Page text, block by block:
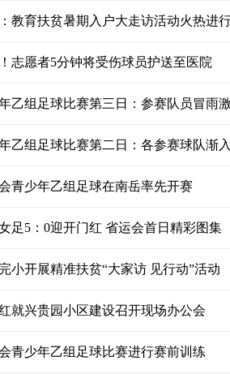
教育扶贫暑期入户大走访活动火热进
志愿者5分钟将受伤球员护送至医院
乙组足球比赛第三日：参赛队员冒雨
乙组足球比赛第二日：各参赛球队渐
青少年乙组足球在南岳率先开赛
足5：0迎开门红 省运会首日精彩图集
小开展精准扶贫“大家访 见行动”活动
就兴贵园小区建设召开现场办公会
青少年乙组足球比赛进行赛前训练